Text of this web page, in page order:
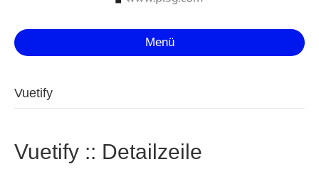
Menü
Vuetify
Vuetify :: Detailzeile